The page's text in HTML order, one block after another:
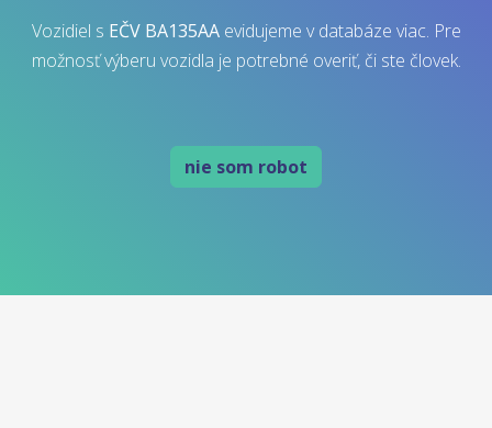
Vozidiel s EČV BA135AAevidujeme v databáze viac. Pre
možnosť výberu vozidla je potrebné overiť, či ste človek.
nie som robot